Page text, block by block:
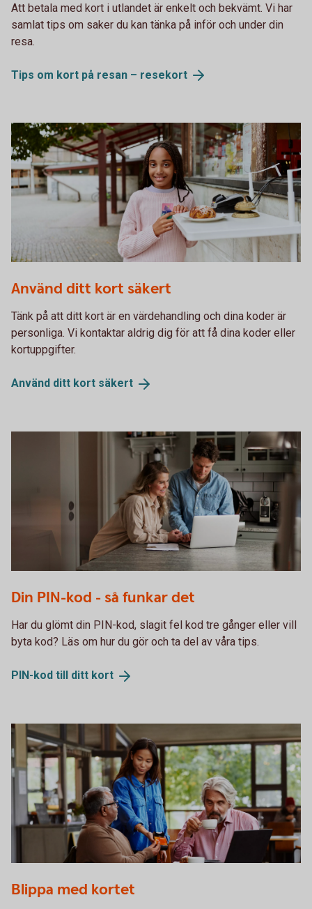
Att betala med kort i utlandet är enkelt och bekvämt. Vi har
samlat tips om saker du kan tänka på inför och under din
resa.
Tips om kort på resan – resekort
Använd ditt kort säkert
Tänk på att ditt kort är en värdehandling och dina koder är
personliga. Vi kontaktar aldrig dig för att få dina koder eller
kortuppgifter.
Använd ditt kort säkert
Din PIN-kod - så funkar det
Har du glömt din PIN-kod, slagit fel kod tre gånger eller vill
byta kod? Läs om hur du gör och ta del av våra tips.
PIN-kod till ditt kort
Blippa med kortet